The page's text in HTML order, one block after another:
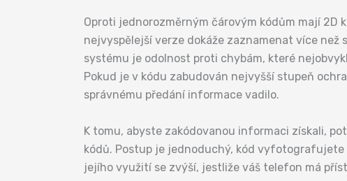
Oproti jednorozměrným čárovým kódům mají
nejvyspělejší verze dokáže zaznamenat více
systému je odolnost proti chybám, které
Pokud je v kódu zabudován nejvyšší stupeň
správnému předání informace vadilo.
K tomu, abyste zakódovanou informaci získali,
kódů. Postup je jednoduchý, kód vyfotografujete
jejího využití se zvýší, jestliže váš telefon má